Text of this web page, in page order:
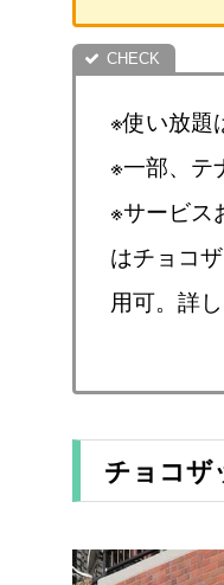
※使い放題
※一部、テ
※サービス
はチョコ
用可。詳
チョコザ